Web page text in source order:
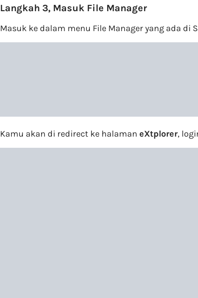
Langkah 3, Masuk File Manager
Masuk ke dalam menu File Manager yang ada di
Kamu akan di redirect ke halaman eXtplorer,